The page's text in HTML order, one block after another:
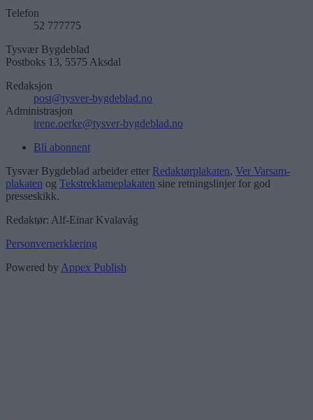
Telefon
52 777775
Tysvær Bygdeblad
Postboks 13, 5575 Aksdal
Redaksjon
post@tysver-bygdeblad.no
Administrasjon
irene.oerke@tysver-bygdeblad.no
Bli abonnent
Tysvær Bygdeblad arbeider etter Redaktørplakaten, Ver Varsam-
plakaten og Tekstreklameplakaten sine retningslinjer for god
presseskikk.
Redaktør: Alf-Einar Kvalavåg
Personvernerklæring
Powered by Appex Publish